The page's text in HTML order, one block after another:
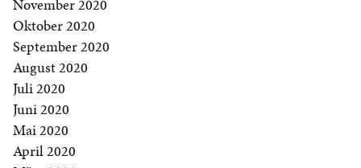
November 2020
Oktober 2020
September 2020
August 2020
Juli 2020
Juni 2020
Mai 2020
April 2020